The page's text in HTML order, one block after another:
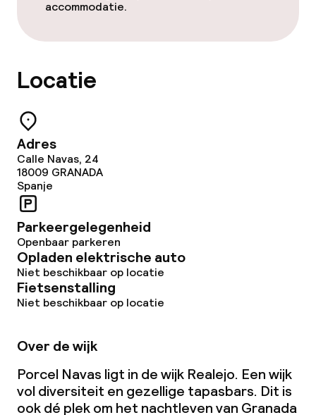
accommodatie.
Locatie
Adres
Calle Navas, 24
18009 GRANADA
Spanje
Parkeergelegenheid
Openbaar parkeren
Opladen elektrische auto
Niet beschikbaar op locatie
Fietsenstalling
Niet beschikbaar op locatie
Over de wijk
Porcel Navas ligt in de wijk Realejo. Een wijk
vol diversiteit en gezellige tapasbars. Dit is
ook dé plek om het nachtleven van Granada